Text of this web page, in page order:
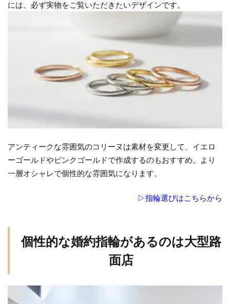
には、必ず実物をご覧いただきたいデザインです。
アンティークな雰囲気のコリーヌは素材を変更して、イエロ
ーゴールドやピンクゴールドで作成するのもおすすめ。より
一層オシャレで個性的な雰囲気になります。
▷指輪選びはこちらから
個性的な婚約指輪があるのは大型路
面店